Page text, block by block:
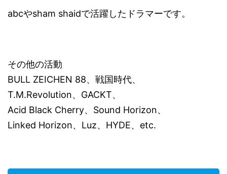
abcやsham shaidで活躍したドラマーです。
その他の活動
BULL ZEICHEN 88、戦国時代、
T.M.Revolution、GACKT、
Acid Black Cherry、Sound Horizon、
Linked Horizon、Luz、HYDE、etc.